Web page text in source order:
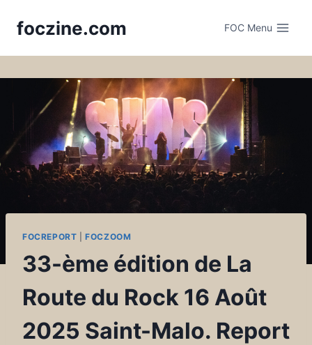
foczine.com FOC Menu
FOCREPORT |FOCZOOM
33-ème édition de La
Route du Rock 16 Août
2025 Saint-Malo. Report